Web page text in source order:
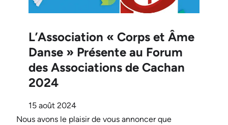
L’Association « Corps et Âme
Danse » Présente au Forum
des Associations de Cachan
2024
15 août 2024
Nous avons le plaisir de vous annoncer que